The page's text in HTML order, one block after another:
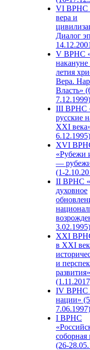
VI ВРНС
вера и
Диалог
V ВРНС
накануне
летия
Вера.
Власть»
7.12.1999)
III ВРНС
русские
XXI
6.12.1995)
XVI
«Рубежи
—
(1-
II ВРНС
духовное
3.02.1995)
XХI
в XXI
и
развития»
IV ВРНС
нации»
7.06.1997)
I ВРНС
(26-